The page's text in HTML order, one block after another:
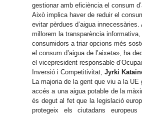
gestionar amb eficiència el consum
Això implica haver de reduir el
evitar pèrdues d’aigua innecessàries.
millorem la transparència
consumidors a triar opcions més
el consum d’aigua de l’aixeta», ha
el vicepresident responsable
Inversió i Competitivitat, Jyrki
La majoria de la gent que viu a la UE
accés a una aigua potable de la
és degut al fet que la legislació
protegeix els ciutadans